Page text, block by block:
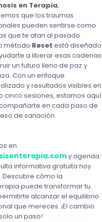
en Terapia,
que los traumas
pueden sentirse como
que te atan al pasado.
método Reset está diseñado
a liberar esas cadenas
un futuro lleno de paz y
Con un enfoque
y resultados visibles en
cinco sesiones, estamos aquí
en cada paso de
de sanación.
en
y agenda
informativa gratuita hoy
Descubre cómo la
puede transformar tu
alcanzar el equilibrio
que mereces. ¡El cambio
un paso!